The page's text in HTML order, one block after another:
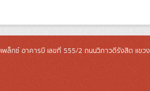
พล็กซ์ อาคารบี เลขที่ 555/2 ถนนวิภาวดีรังสิต แขวง